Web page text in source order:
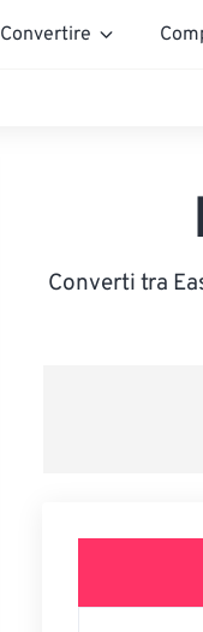
Convertire
Converti tra